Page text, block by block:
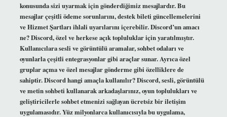
konusunda sizi uyarmak için gönderdiğimiz mesajlardır. Bu
mesajlar çeşitli ödeme sorunlarını, destek bileti güncellemelerini
ve Hizmet Şartları ihlali uyarılarını içerebilir. Discord’un amacı
ne? Discord, özel ve herkese açık topluluklar için yaratılmıştır.
Kullanıcılara sesli ve görüntülü aramalar, sohbet odaları ve
oyunlarla çeşitli entegrasyonlar gibi araçlar sunar. Ayrıca özel
gruplar açma ve özel mesajlar gönderme gibi özelliklere de
sahiptir. Discord hangi amaçla kullanılır? Discord, sesli, görüntülü
ve metin sohbeti kullanarak arkadaşlarınız, oyun toplulukları ve
geliştiricilerle sohbet etmenizi sağlayan ücretsiz bir iletişim
uygulamasıdır. Yüz milyonlarca kullanıcısıyla bu uygulama,